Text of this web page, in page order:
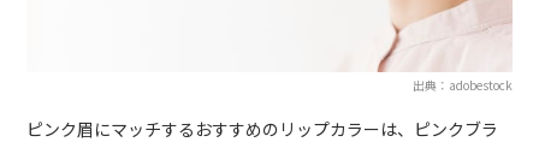
出典：adobestock
ピンク眉にマッチするおすすめのリップカラーは、ピンクブラ